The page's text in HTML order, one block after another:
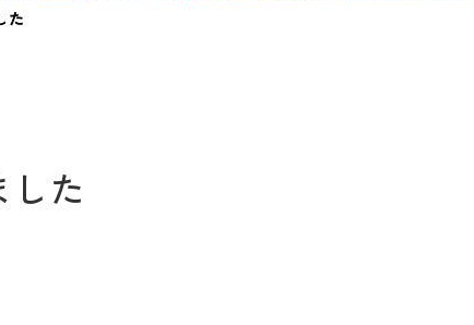
た
た